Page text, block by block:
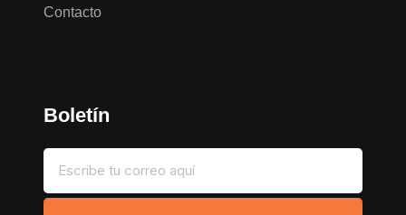
Contacto
Boletín